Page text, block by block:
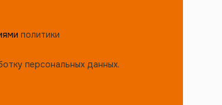
политики
персональных данных.